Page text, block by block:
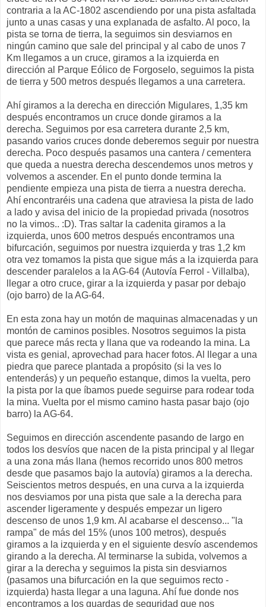
contraria a la AC-1802 ascendiendo por una pista asfaltada
junto a unas casas y una explanada de asfalto. Al poco, la
pista se torna de tierra, la seguimos sin desviarnos en
ningún camino que sale del principal y al cabo de unos 7
Km llegamos a un cruce, giramos a la izquierda en
dirección al Parque Eólico de Forgoselo, seguimos la pista
de tierra y 500 metros después llegamos a una carretera.
Ahí giramos a la derecha en dirección Migulares, 1,35 km
después encontramos un cruce donde giramos a la
derecha. Seguimos por esa carretera durante 2,5 km,
pasando varios cruces donde deberemos seguir por nuestra
derecha. Poco después pasamos una cantera / cementera
que queda a nuestra derecha descendemos unos metros y
volvemos a ascender. En el punto donde termina la
pendiente empieza una pista de tierra a nuestra derecha.
Ahí encontraréis una cadena que atraviesa la pista de lado
a lado y avisa del inicio de la propiedad privada (nosotros
no la vimos.. :D). Tras saltar la cadenita giramos a la
izquierda, unos 600 metros después encontramos una
bifurcación, seguimos por nuestra izquierda y tras 1,2 km
otra vez tomamos la pista que sigue más a la izquierda para
descender paralelos a la AG-64 (Autovía Ferrol - Villalba),
llegar a otro cruce, girar a la izquierda y pasar por debajo
(ojo barro) de la AG-64.
En esta zona hay un motón de maquinas almacenadas y un
montón de caminos posibles. Nosotros seguimos la pista
que parece más recta y llana que va rodeando la mina. La
vista es genial, aprovechad para hacer fotos. Al llegar a una
piedra que parece plantada a propósito (si la ves lo
entenderás) y un pequeño estanque, dimos la vuelta, pero
la pista por la que íbamos puede seguirse para rodear toda
la mina. Vuelta por el mismo camino hasta pasar bajo (ojo
barro) la AG-64.
Seguimos en dirección ascendente pasando de largo en
todos los desvíos que nacen de la pista principal y al llegar
a una zona más llana (hemos recorrido unos 800 metros
desde que pasamos bajo la autovía) giramos a la derecha.
Seiscientos metros después, en una curva a la izquierda
nos desviamos por una pista que sale a la derecha para
ascender ligeramente y después empezar un ligero
descenso de unos 1,9 km. Al acabarse el descenso... "la
rampa" de más del 15% (unos 100 metros), después
giramos a la izquierda y en el siguiente desvío ascendemos
girando a la derecha. Al terminarse la subida, volvemos a
girar a la derecha y seguimos la pista sin desviarnos
(pasamos una bifurcación en la que seguimos recto -
izquierda) hasta llegar a una laguna. Ahí fue donde nos
encontramos a los guardas de seguridad que nos